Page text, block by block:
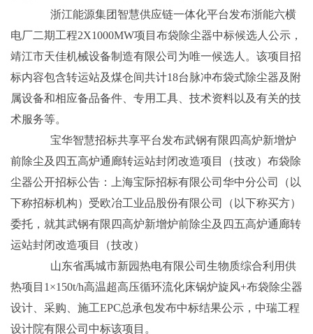
浙江能源集团智慧供应链一体化平台发布浙能六横
电厂二期工程2X1000MW项目布袋除尘器中标候选人公示，
靖江市天佳机械设备制造有限公司为唯一候选人。该项目招
标内容包含转运站及煤仓间共计18台脉冲布袋式除尘器及附
属设备和相应备品备件、专用工具、技术资料以及有关的技
术服务等。
宝华智慧招标共享平台发布武钢有限四高炉新增炉
前除尘及四五高炉通廊转运站封闭改造项目（技改）布袋除
尘器公开招标公告：上海宝际招标有限公司华中分公司（以
下称招标机构）受欧冶工业品股份有限公司（以下称买方）
委托，就其武钢有限四高炉新增炉前除尘及四五高炉通廊转
运站封闭改造项目（技改）
山东省禹城市新园热电有限公司生物质综合利用供
热项目1×150t/h高温超高压循环流化床锅炉旋风+布袋除尘器
设计、采购、施工EPC总承包发布中标结果公示，中瑞工程
设计院有限公司中标该项目。